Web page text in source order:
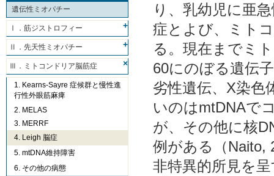
遺伝性ミオパチー
Ⅰ．筋ジストロフィー
Ⅱ．先天性ミオパチー
Ⅲ．ミトコンドリア脳筋症
1. Kearns-Sayre 症候群と慢性進
行性外眼筋麻痺
2. MELAS
3. MERRF
4. Leigh 脳症
5. mtDNA維持障害
6. その他の病態
り、乳幼児に亜
症とよび、ミト
る。現在までミ
60にのぼる遺伝
劣性遺伝、X染色
いのはmtDNAで
が、その他に核
例がある（Naito,
非特異的所見を